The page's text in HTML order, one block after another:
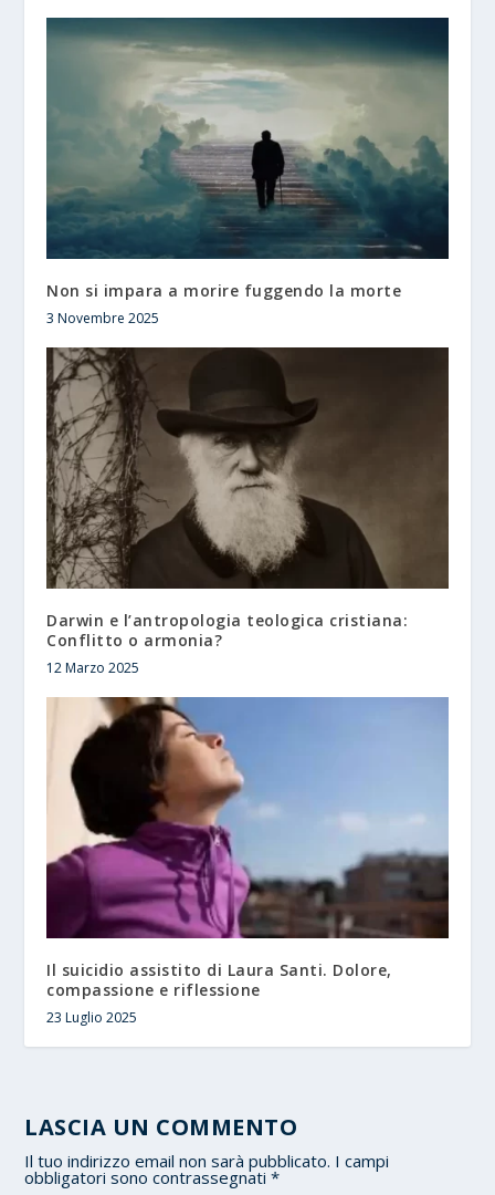
Non si impara a morire fuggendo la morte
3 Novembre 2025
Darwin e l’antropologia teologica cristiana:
Conflitto o armonia?
12 Marzo 2025
Il suicidio assistito di Laura Santi. Dolore,
compassione e riflessione
23 Luglio 2025
LASCIA UN COMMENTO
Il tuo indirizzo email non sarà pubblicato. I campi
obbligatori sono contrassegnati*